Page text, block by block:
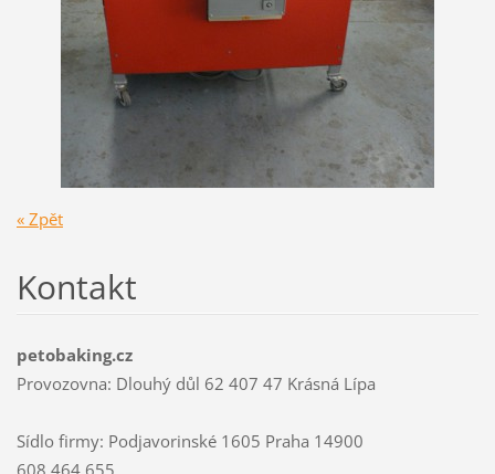
« Zpět
Kontakt
petobaking.cz
Provozovna: Dlouhý důl 62 407 47 Krásná Lípa
Sídlo firmy: Podjavorinské 1605 Praha 14900
608 464 655